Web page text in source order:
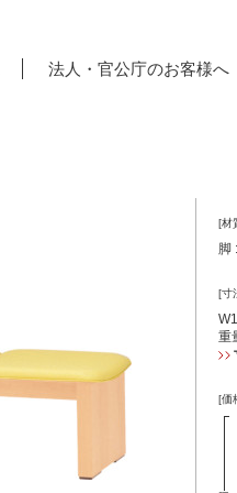
法人・官公庁のお客様へ
[材
脚
[寸
重
[価